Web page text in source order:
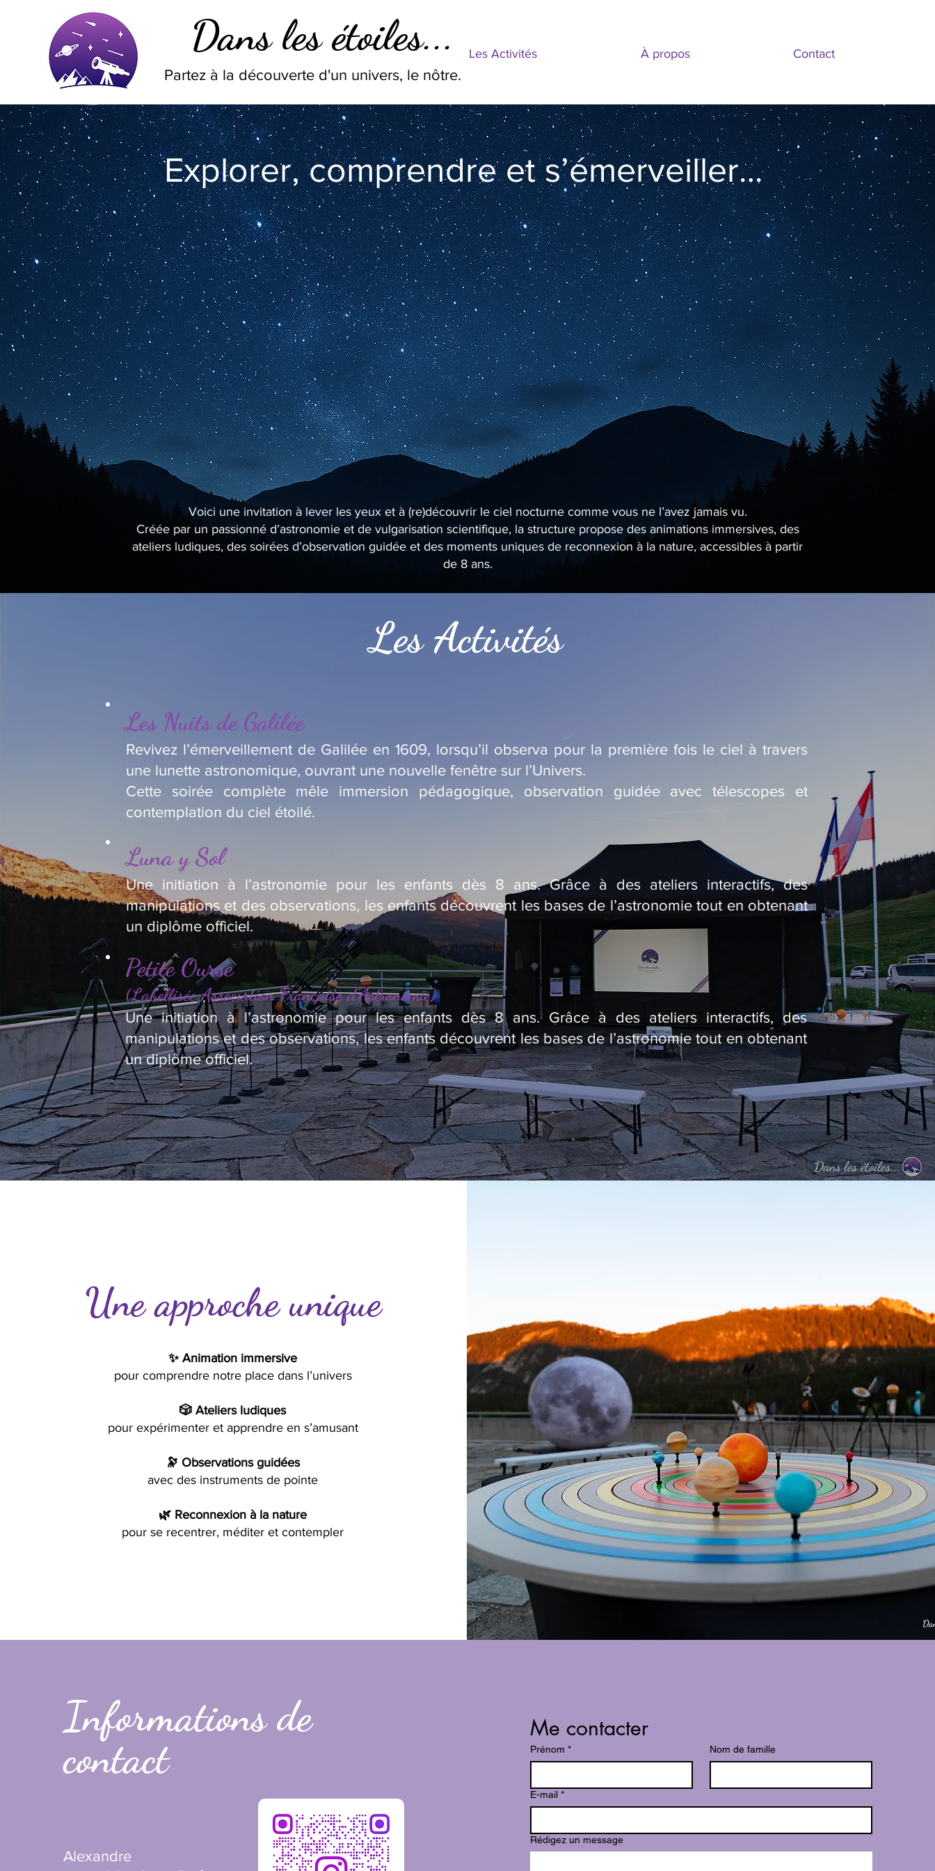
Dans les étoiles...
Partez à la découverte d'un univers, le nôtre.
Les Activités À propos Contact
Explorer, comprendre et s’émerveiller…
Voici une invitation à lever les yeux et à (re)découvrir le ciel nocturne comme vous ne l’avez jamais vu.
Créée par un passionné d’astronomie et de vulgarisation scientifique, la structure propose des animations immersives, des
ateliers ludiques, des soirées d’observation guidée et des moments uniques de reconnexion à la nature, accessibles à partir
de 8 ans.
Les Activités
Les Nuits de Galilée
Revivez l’émerveillement de Galilée en 1609, lorsqu’il observa pour la première fois le ciel à travers
une lunette astronomique, ouvrant une nouvelle fenêtre sur l’Univers.
Cette soirée complète mêle immersion pédagogique, observation guidée avec télescopes et
contemplation du ciel étoilé.
Luna y Sol
Une initiation à l’astronomie pour les enfants dès 8 ans. Grâce à des ateliers interactifs, des
manipulations et des observations, les enfants découvrent les bases de l’astronomie tout en obtenant
un diplôme officiel.
Petite Ourse
(Labellisée Association Française d’Astronomie)
Une initiation à l’astronomie pour les enfants dès 8 ans. Grâce à des ateliers interactifs, des
manipulations et des observations, les enfants découvrent les bases de l’astronomie tout en obtenant
un diplôme officiel.
Une approche unique
✨ Animation immersive
pour comprendre notre place dans l’univers
🎲 Ateliers ludiques
pour expérimenter et apprendre en s’amusant
🔭 Observations guidées
avec des instruments de pointe
🌿 Reconnexion à la nature
pour se recentrer, méditer et contempler
Informations de
contact
Alexandre
Me contacter
Prénom * Nom de famille
E-mail *
Rédigez un message